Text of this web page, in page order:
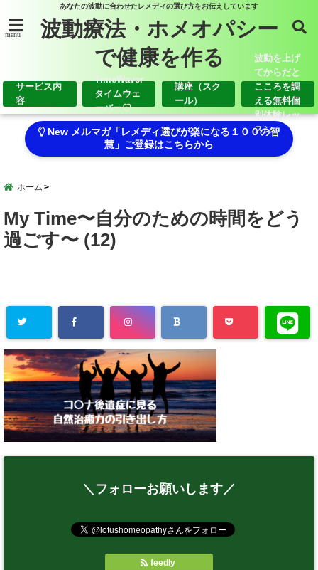
あなたの波動に合わせたレメディの選び方をお伝えしています
menu
波動療法・ホメオパシー
で健康を作る
サービス内
容
TimeWaver
タイムウェ
ーバー♡
講座（スク
ール）
波動を上げ
てからだと
こころを調
える無料個
別体験レッ
スン
New メルマガ「レメディ選びが楽になる１００の智
慧」ご登録はこちらから
ホーム
My Time〜自分のための時間をどう
過ごす〜 (12)
＼フォローお願いします／
feedly